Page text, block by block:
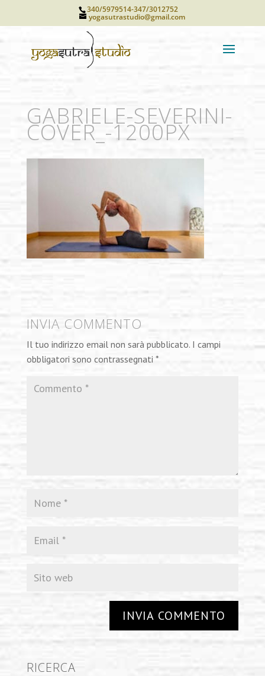
340/5979514-347/3012752
yogasutrastudio@gmail.com
GABRIELE-SEVERINI-
COVER_-1200PX
INVIA COMMENTO
Il tuo indirizzo email non sarà pubblicato. I campi
obbligatori sono contrassegnati *
RICERCA